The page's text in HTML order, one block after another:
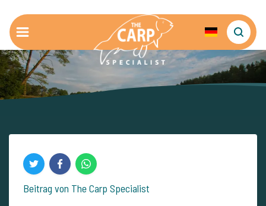
Beitrag von The Carp Specialist